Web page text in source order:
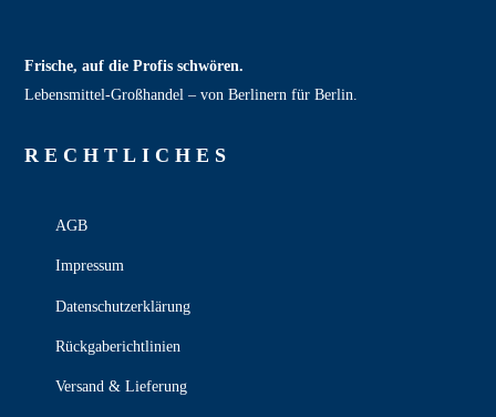
Frische, auf die Profis schwören.
Lebensmittel‑Großhandel – von Berlinern für Berlin.
RECHT­LICHES
AGB
Impressum
Datenschutzerklärung
Rückgaberichtlinien
Versand & Lieferung